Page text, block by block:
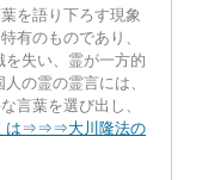
を語り下ろす現象
有のものであり、
を失い、霊が一方的
の霊の霊言には、
言葉を選び出し、
は⇒⇒⇒大川隆法の